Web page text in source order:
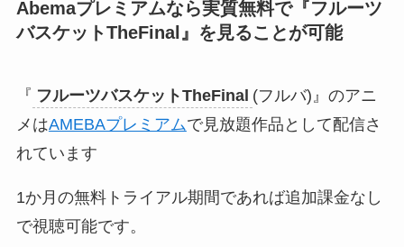
Abemaプレミアムなら実質無料で『フルーツ
バスケットTheFinal 』 を見ることが可能
『 フルーツバスケットTheFinal (フルバ)』のアニ
メはAMEBAプレミアムで見放題作品として配信さ
れています
1か月の無料トライアル期間であれば追加課金なし
で視聴可能です。